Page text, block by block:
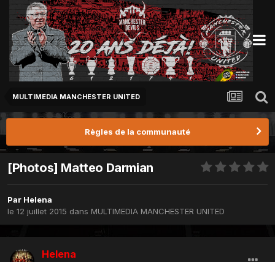
MULTIMEDIA MANCHESTER UNITED
Règles de la communauté
[Photos] Matteo Darmian
Par Helena
le 12 juillet 2015 dans MULTIMEDIA MANCHESTER UNITED
Helena